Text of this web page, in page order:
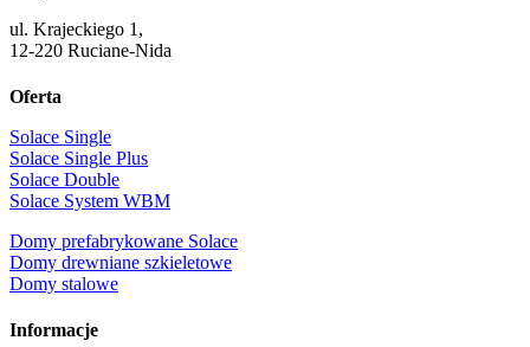
ul. Krajeckiego 1,
12-220 Ruciane-Nida
Oferta
Solace Single
Solace Single Plus
Solace Double
Solace System WBM
Domy prefabrykowane Solace
Domy drewniane szkieletowe
Domy stalowe
Informacje